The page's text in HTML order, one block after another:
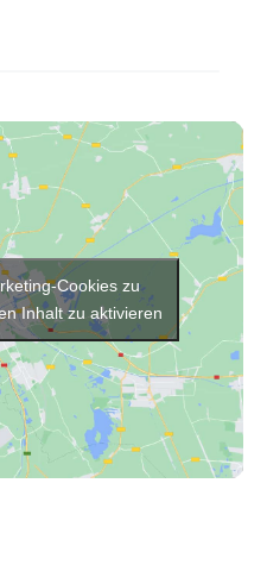
Cookies zu
Inhalt zu aktivieren